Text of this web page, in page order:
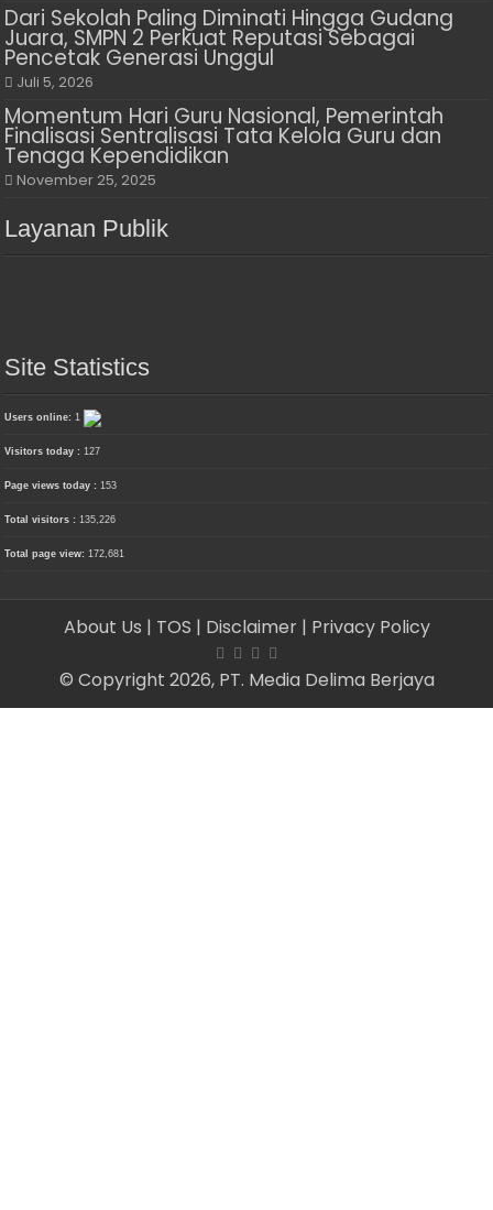
Dari Sekolah Paling Diminati Hingga Gudang
Juara, SMPN 2 Perkuat Reputasi Sebagai
Pencetak Generasi Unggul
Juli 5, 2026
Momentum Hari Guru Nasional, Pemerintah
Finalisasi Sentralisasi Tata Kelola Guru dan
Tenaga Kependidikan
November 25, 2025
Layanan Publik
Site Statistics
Users online:1
Visitors today :127
Page views today :153
Total visitors :135,226
Total page view:172,681
About Us | TOS | Disclaimer | Privacy Policy
© Copyright 2026, PT. Media Delima Berjaya